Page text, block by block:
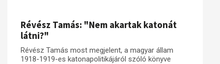
Révész Tamás: "Nem akartak katonát
látni?"
Révész Tamás most megjelent, a magyar állam
1918-1919-es katonapolitikájáról szóló könyve